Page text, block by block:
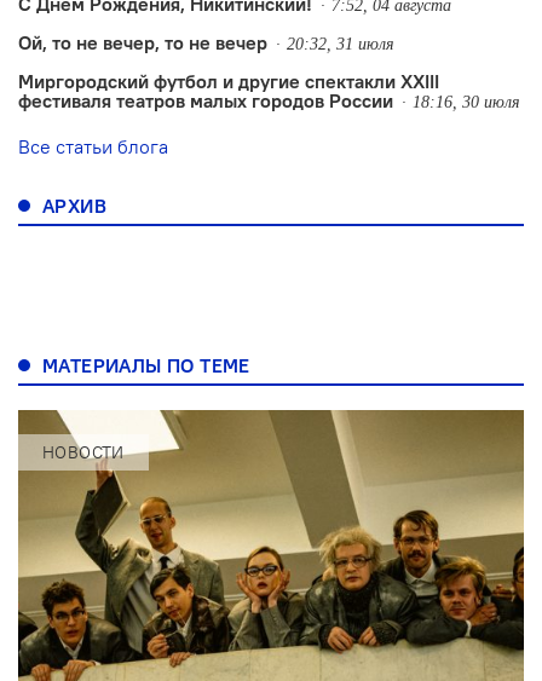
7:52, 04 августа
Ой, то не вечер, то не вечер 20:32, 31 июля
Миргородский футбол и другие спектакли XXIII
фестиваля театров малых городов России
18:16, 30 июля
Все статьи блога
АРХИВ
МАТЕРИАЛЫ ПО ТЕМЕ
НОВОСТИ